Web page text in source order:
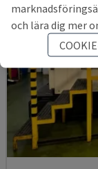
och lära dig mer